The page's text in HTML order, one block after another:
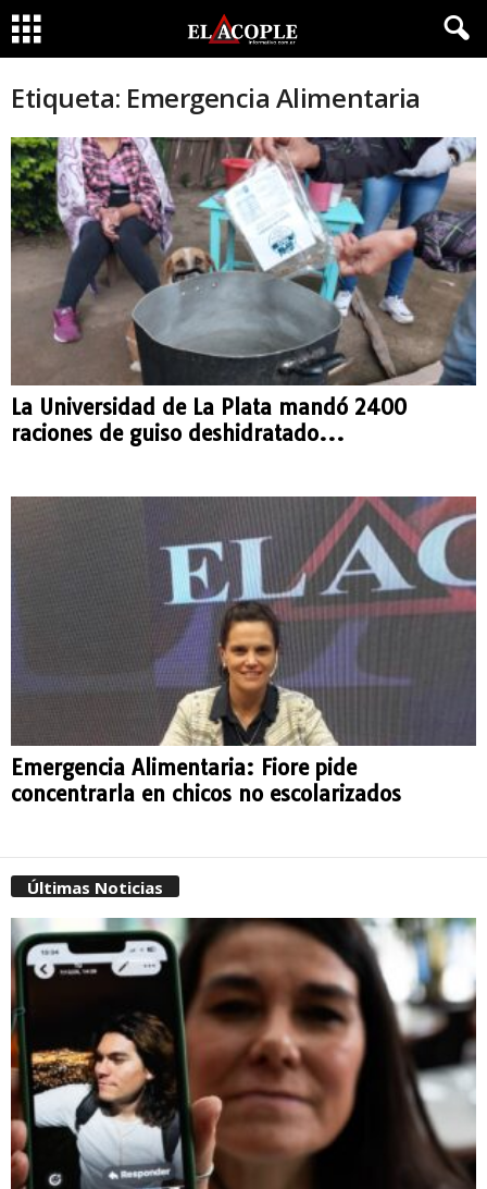
Etiqueta: Emergencia Alimentaria
La Universidad de La Plata mandó 2400
raciones de guiso deshidratado...
Emergencia Alimentaria: Fiore pide
concentrarla en chicos no escolarizados
Últimas Noticias